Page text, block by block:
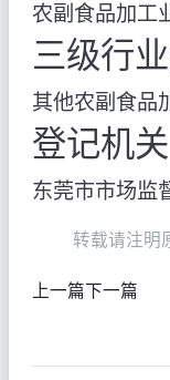
农副食品加工
三级行
其他农副食品
登记机关
东莞市市场监
转载请注明
上一篇下一篇